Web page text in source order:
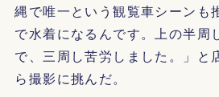
縄で唯一という観覧車シーンも
で水着になるんです。上の半周
で、三周し苦労しました。」と
ら撮影に挑んだ。